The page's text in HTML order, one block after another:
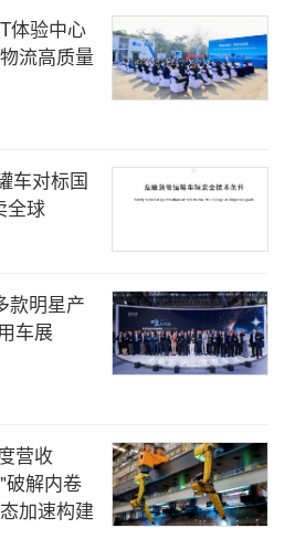
中集车辆同步开展多形态
车的迭代开发，以适配多元化
。
首家EV-RT用户体验中心在
仅向社会各界和终端用户全
运行模式，更搭建起公司与
创平台，推动需求端与研发端
体验中心
流高质量
车对标国
全球
款明星产
车展
营收
破解内卷
加速构建